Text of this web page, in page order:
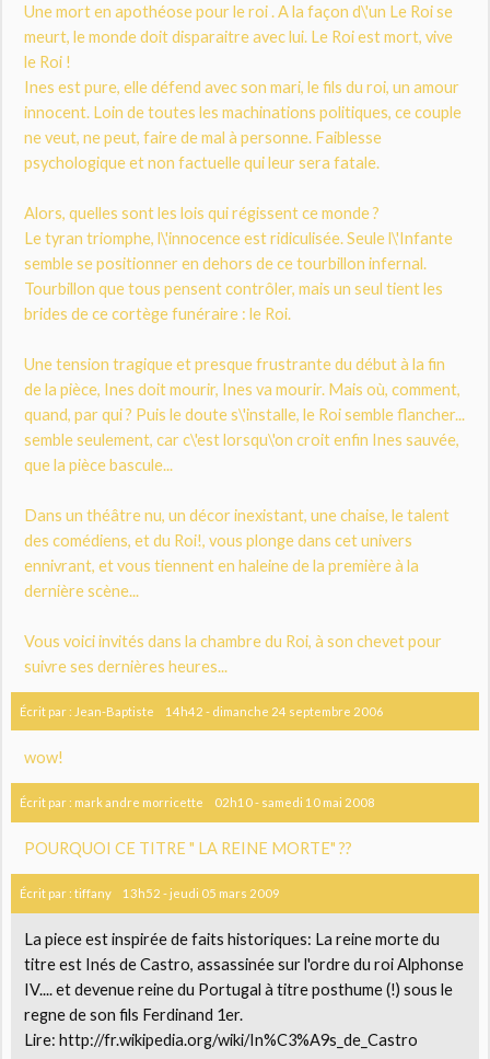
Une mort en apothéose pour le roi . A la façon d\'un Le Roi se
meurt, le monde doit disparaitre avec lui. Le Roi est mort, vive
le Roi !
Ines est pure, elle défend avec son mari, le fils du roi, un amour
innocent. Loin de toutes les machinations politiques, ce couple
ne veut, ne peut, faire de mal à personne. Faiblesse
psychologique et non factuelle qui leur sera fatale.
Alors, quelles sont les lois qui régissent ce monde ?
Le tyran triomphe, l\'innocence est ridiculisée. Seule l\'Infante
semble se positionner en dehors de ce tourbillon infernal.
Tourbillon que tous pensent contrôler, mais un seul tient les
brides de ce cortège funéraire : le Roi.
Une tension tragique et presque frustrante du début à la fin
de la pièce, Ines doit mourir, Ines va mourir. Mais où, comment,
quand, par qui ? Puis le doute s\'installe, le Roi semble flancher...
semble seulement, car c\'est lorsqu\'on croit enfin Ines sauvée,
que la pièce bascule...
Dans un théâtre nu, un décor inexistant, une chaise, le talent
des comédiens, et du Roi!, vous plonge dans cet univers
ennivrant, et vous tiennent en haleine de la première à la
dernière scène...
Vous voici invités dans la chambre du Roi, à son chevet pour
suivre ses dernières heures...
Écrit par : Jean-Baptiste 14h42 - dimanche 24 septembre 2006
wow!
Écrit par : mark andre morricette 02h10- samedi 10 mai 2008
POURQUOI CE TITRE " LA REINE MORTE" ??
Écrit par :tiffany 13h52 -jeudi 05 mars 2009
La piece est inspirée de faits historiques: La reine morte du
titre est Inés de Castro, assassinée sur l'ordre du roi Alphonse
IV.... et devenue reine du Portugal à titre posthume (!) sous le
regne de son fils Ferdinand 1er.
Lire: http://fr.wikipedia.org/wiki/In%C3%A9s_de_Castro